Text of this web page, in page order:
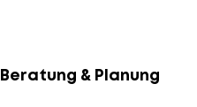
& Planung